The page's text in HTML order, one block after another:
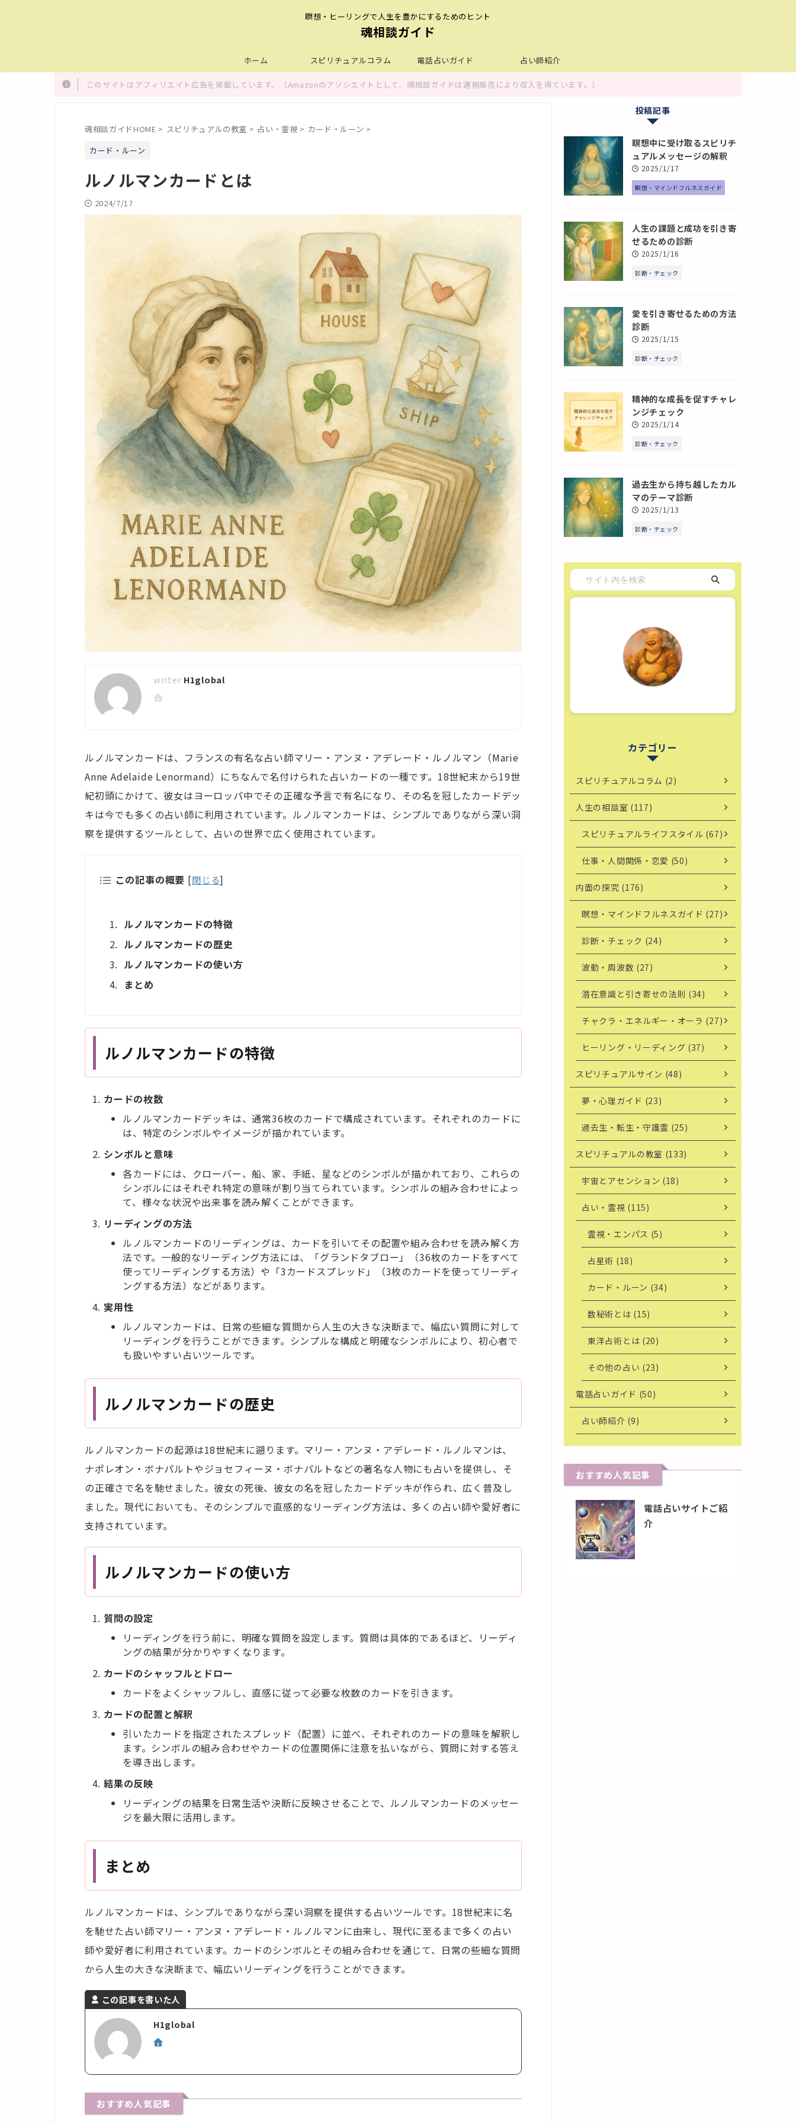
瞑想・ヒーリングで人生を豊かにするためのヒント
魂相談ガイド
ホーム スピリチュアルコラム 電話占いガイド 占い師紹介
このサイトはアフィリエイト広告を掲載しています。（Amazonのアソシエイトとして、魂相談ガイドは適格販売により収入を得ています。）
魂相談ガイドHOME > スピリチュアルの教室 > 占い・霊視 > カード・ルーン >
カード・ルーン
ルノルマンカードとは
2024/7/17
H1global
ルノルマンカードは、フランスの有名な占い師マリー・アンヌ・アデレード・ルノルマン（Marie
Anne Adelaide Lenormand）にちなんで名付けられた占いカードの一種です。18世紀末から19世
紀初頭にかけて、彼女はヨーロッパ中でその正確な予言で有名になり、その名を冠したカードデッ
キは今でも多くの占い師に利用されています。ルノルマンカードは、シンプルでありながら深い洞
察を提供するツールとして、占いの世界で広く使用されています。
この記事の概要 [閉じる]
ルノルマンカードの特徴
ルノルマンカードの歴史
ルノルマンカードの使い方
まとめ
ルノルマンカードの特徴
カードの枚数
ルノルマンカードデッキは、通常36枚のカードで構成されています。それぞれのカードに
は、特定のシンボルやイメージが描かれています。
シンボルと意味
各カードには、クローバー、船、家、手紙、星などのシンボルが描かれており、これらの
シンボルにはそれぞれ特定の意味が割り当てられています。シンボルの組み合わせによっ
て、様々な状況や出来事を読み解くことができます。
リーディングの方法
ルノルマンカードのリーディングは、カードを引いてその配置や組み合わせを読み解く方
法です。一般的なリーディング方法には、「グランドタブロー」（36枚のカードをすべて
使ってリーディングする方法）や「3カードスプレッド」（3枚のカードを使ってリーディ
ングする方法）などがあります。
実用性
ルノルマンカードは、日常の些細な質問から人生の大きな決断まで、幅広い質問に対して
リーディングを行うことができます。シンプルな構成と明確なシンボルにより、初心者で
も扱いやすい占いツールです。
ルノルマンカードの歴史
ルノルマンカードの起源は18世紀末に遡ります。マリー・アンヌ・アデレード・ルノルマンは、
ナポレオン・ボナパルトやジョセフィーヌ・ボナパルトなどの著名な人物にも占いを提供し、そ
の正確さで名を馳せました。彼女の死後、彼女の名を冠したカードデッキが作られ、広く普及し
ました。現代においても、そのシンプルで直感的なリーディング方法は、多くの占い師や愛好者に
支持されています。
ルノルマンカードの使い方
質問の設定
リーディングを行う前に、明確な質問を設定します。質問は具体的であるほど、リーディ
ングの結果が分かりやすくなります。
カードのシャッフルとドロー
カードをよくシャッフルし、直感に従って必要な枚数のカードを引きます。
カードの配置と解釈
引いたカードを指定されたスプレッド（配置）に並べ、それぞれのカードの意味を解釈し
ます。シンボルの組み合わせやカードの位置関係に注意を払いながら、質問に対する答え
を導き出します。
結果の反映
リーディングの結果を日常生活や決断に反映させることで、ルノルマンカードのメッセー
ジを最大限に活用します。
まとめ
ルノルマンカードは、シンプルでありながら深い洞察を提供する占いツールです。18世紀末に名
を馳せた占い師マリー・アンヌ・アデレード・ルノルマンに由来し、現代に至るまで多くの占い
師や愛好者に利用されています。カードのシンボルとその組み合わせを通じて、日常の些細な質問
から人生の大きな決断まで、幅広いリーディングを行うことができます。
この記事を書いた人
H1global
おすすめ人気記事
投稿記事
瞑想中に受け取るスピリチ
ュアルメッセージの解釈
2025/1/17
瞑想・マインドフルネスガイド
人生の課題と成功を引き寄
せるための診断
2025/1/16
診断・チェック
愛を引き寄せるための方法
診断
2025/1/15
診断・チェック
精神的な成長を促すチャレ
ンジチェック
2025/1/14
診断・チェック
過去生から持ち越したカル
マのテーマ診断
2025/1/13
診断・チェック
カテゴリー
スピリチュアルコラム (2)
人生の相談室 (117)
スピリチュアルライフスタイル (67)
仕事・人間関係・恋愛 (50)
内面の探究 (176)
瞑想・マインドフルネスガイド (27)
診断・チェック (24)
波動・周波数 (27)
潜在意識と引き寄せの法則 (34)
チャクラ・エネルギー・オーラ (27)
ヒーリング・リーディング (37)
スピリチュアルサイン (48)
夢・心理ガイド (23)
過去生・転生・守護霊 (25)
スピリチュアルの教室 (133)
宇宙とアセンション (18)
占い・霊視 (115)
霊視・エンパス (5)
占星術 (18)
カード・ルーン (34)
数秘術とは (15)
東洋占術とは (20)
その他の占い (23)
電話占いガイド (50)
占い師紹介 (9)
おすすめ人気記事
電話占いサイトご紹
介